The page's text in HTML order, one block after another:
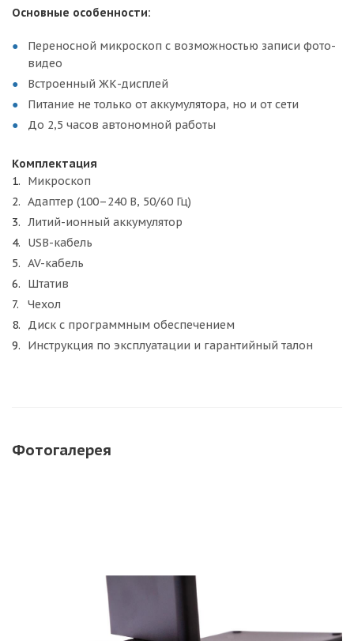
Основные особенности:
Переносной микроскоп с возможностью записи фото-
видео
Встроенный ЖК-дисплей
Питание не только от аккумулятора, но и от сети
До 2,5 часов автономной работы
Комплектация
Микроскоп
Адаптер (100–240 В, 50/60 Гц)
Литий-ионный аккумулятор
USB-кабель
AV-кабель
Штатив
Чехол
Диск с программным обеспечением
Инструкция по эксплуатации и гарантийный талон
Фотогалерея